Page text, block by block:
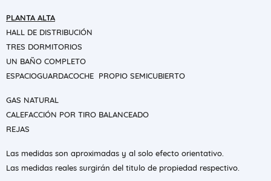
PLANTA ALTA
HALL DE DISTRIBUCIÓN
TRES DORMITORIOS
UN BAÑO COMPLETO
ESPACIOGUARDACOCHE PROPIO SEMICUBIERTO
GAS NATURAL
CALEFACCIÓN POR TIRO BALANCEADO
REJAS
Las medidas son aproximadas y al solo efecto orientativo.
Las medidas reales surgirán del titulo de propiedad respectivo.